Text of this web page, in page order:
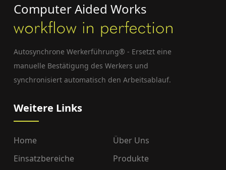
Computer Aided Works
Autosynchrone Werkerführung® - Ersetzt eine
manuelle Bestätigung des Werkers und
synchronisiert automatisch den Arbeitsablauf.
Weitere Links
Home
Über Uns
Einsatzbereiche
Produkte